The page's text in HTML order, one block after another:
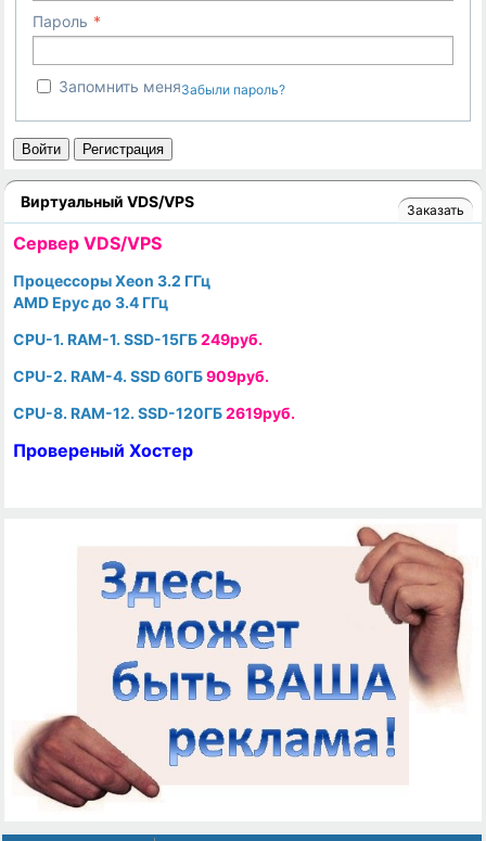
Пароль
Запомнить меняЗабыли пароль?
Войти Регистрация
Виртуальный VDS/VPS Заказать
Cервер VDS/VPS
Процессоры Xeon 3.2 ГГц
AMD Epyc до 3.4 ГГц
CPU-1. RAM-1. SSD-15ГБ249руб.
CPU-2. RAM-4. SSD 60ГБ909руб.
CPU-8. RAM-12. SSD-120ГБ2619руб.
Провереный Хостер